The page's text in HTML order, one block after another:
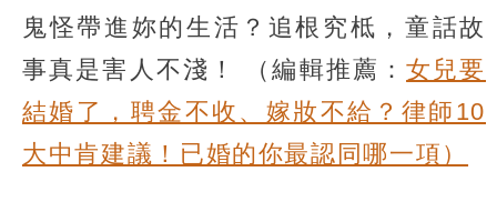
鬼怪帶進妳的生活？追根究柢，童話故
事真是害人不淺！
（編輯推薦：女兒要
結婚了，聘金不收、嫁妝不給？律師10
大中肯建議！已婚的你最認同哪一項）